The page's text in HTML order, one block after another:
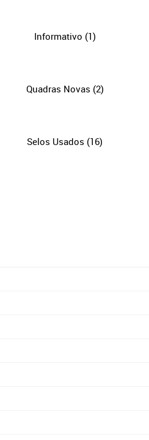
Informativo (1)
Quadras Novas (2)
Selos Usados (16)